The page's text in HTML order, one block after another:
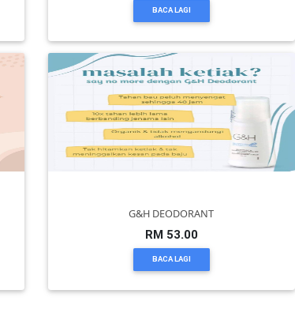
BACA LAGI
G&H DEODORANT
RM 53.00
BACA LAGI